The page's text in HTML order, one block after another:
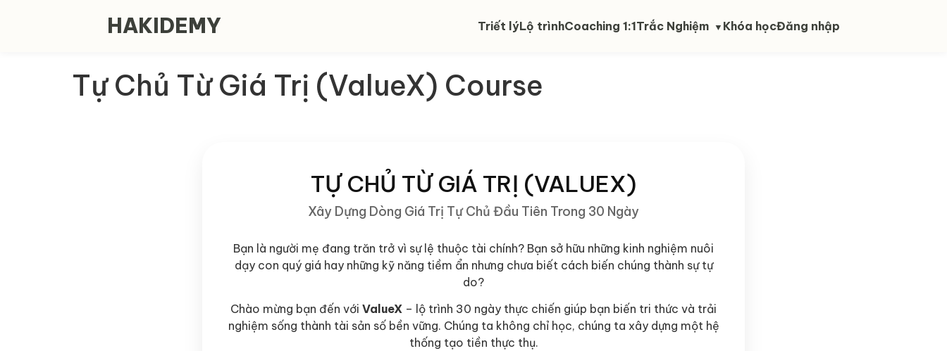
HAKIDEMY Triết lýLộ trìnhCoaching 1:1Trắc Nghiệm ▼ Khóa họcĐăng nhập
Tự Chủ Từ Giá Trị (ValueX) Course
TỰ CHỦ TỪ GIÁ TRỊ (VALUEX)
Xây Dựng Dòng Giá Trị Tự Chủ Đầu Tiên Trong 30 Ngày
Bạn là người mẹ đang trăn trở vì sự lệ thuộc tài chính? Bạn sở hữu những kinh nghiệm nuôi
dạy con quý giá hay những kỹ năng tiềm ẩn nhưng chưa biết cách biến chúng thành sự tự
do?
Chào mừng bạn đến với ValueX – lộ trình 30 ngày thực chiến giúp bạn biến tri thức và trải
nghiệm sống thành tài sản số bền vững. Chúng ta không chỉ học, chúng ta xây dựng một hệ
thống tạo tiền thực thụ.